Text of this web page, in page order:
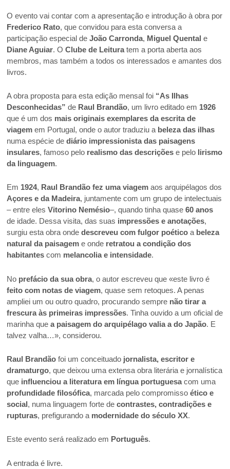
O evento vai contar com a apresentação e introdução à obra por
Frederico Rato, que convidou para esta conversa a
participação especial deJoão Carronda, Miguel Quental e
Diane Aguiar. OClube de Leituratem a porta aberta aos
membros, mas também a todos os interessados e amantes dos
livros.
A obra proposta para esta edição mensal foi “As Ilhas
Desconhecidas” de Raul Brandão, um livro editado em 1926
que é um dos mais originais exemplares da escrita de
viagem em Portugal, onde o autor traduziu a beleza das ilhas
numa espécie dediário impressionista das paisagens
insulares, famoso pelo realismo das descrições e pelo lirismo
da linguagem.
Em 1924, Raul Brandão fez uma viagem aos arquipélagos dos
Açores e da Madeira, juntamente com um grupo de intelectuais
– entre elesVitorino Nemésio–, quando tinha quase60 anos
de idade. Dessa visita, das suas impressões e anotações,
surgiu esta obra ondedescreveu com fulgor poético a beleza
natural da paisagem e onde retratou a condição dos
habitantes com melancolia e intensidade.
No prefácio da sua obra, o autor escreveu que «este livro é
feito com notas de viagem, quase sem retoques. A penas
ampliei um ou outro quadro, procurando sempre não tirar a
frescura às primeiras impressões. Tinha ouvido a um oficial de
marinha quea paisagem do arquipélago valia a do Japão. E
talvez valha…», considerou.
Raul Brandão foi um conceituado jornalista, escritor e
dramaturgo, que deixou uma extensa obra literária e jornalística
que influenciou a literatura em língua portuguesacom uma
profundidade filosófica, marcada pelo compromissoético e
social, numa linguagem forte decontrastes, contradições e
rupturas, prefigurando a modernidade do século XX.
Este evento será realizado em Português.
A entrada é livre.